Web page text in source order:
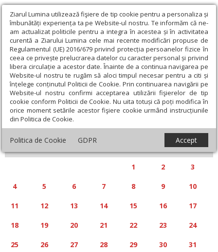
Ziarul Lumina utilizează fişiere de tip cookie pentru a personaliza și
îmbunătăți experiența ta pe Website-ul nostru. Te informăm că ne-
am actualizat politicile pentru a integra în acestea și în activitatea
curentă a Ziarului Lumina cele mai recente modificări propuse de
Regulamentul (UE) 2016/679 privind protecția persoanelor fizice în
ceea ce privește prelucrarea datelor cu caracter personal și privind
libera circulație a acestor date. Înainte de a continua navigarea pe
Website-ul nostru te rugăm să aloci timpul necesar pentru a citi și
înțelege conținutul Politicii de Cookie. Prin continuarea navigării pe
Website-ul nostru confirmi acceptarea utilizării fişierelor de tip
cookie conform Politicii de Cookie. Nu uita totuși că poți modifica în
orice moment setările acestor fişiere cookie urmând instrucțiunile
din Politica de Cookie.
Politica de Cookie GDPR Accept
Calendar articole
« »
AUGUST 2025
S D
1 2 3
4 5 6 7 8 9 10
11 12 13 14 15 16 17
18 19 20 21 22 23 24
25 26 27 28 29 30 31